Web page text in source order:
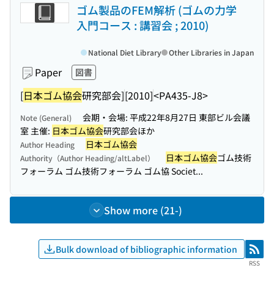
ゴム製品のFEM解析 (ゴムの力学
入門コース : 講習会 ; 2010)
Paper 図書
[日本ゴム協会研究部会][2010]<PA435-J8>
National Diet Library Other Libraries in Japan
Note (General)
会期・会場: 平成22年8月27日 東部ビル会議
室 主催: 日本ゴム協会研究部会ほか
Author Heading 日本ゴム協会
Authority（Author Heading/altLabel） 日本ゴム協会ゴム技術
フォーラム ゴム技術フォーラム ゴム協 Societ...
Show more (21-)
Bulk download of bibliographic information RSS
RSS